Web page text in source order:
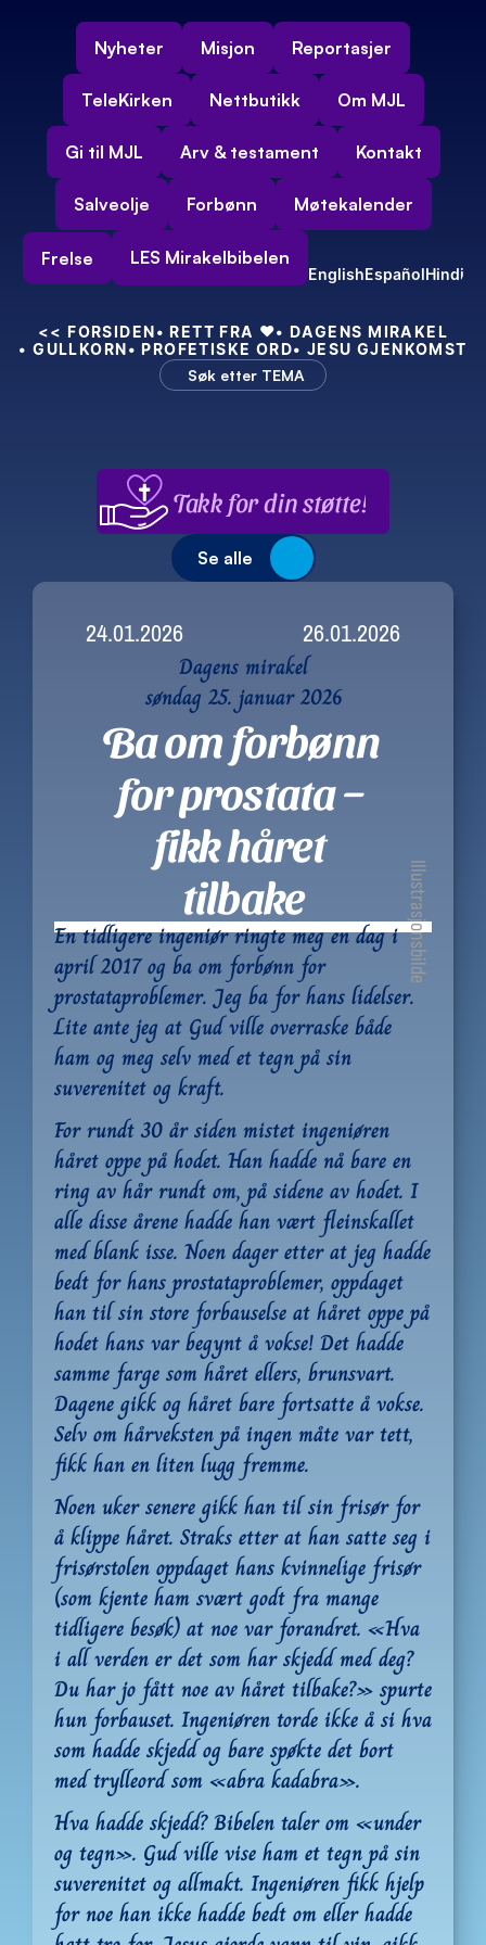
Nyheter Misjon Reportasjer
TeleKirken Nettbutikk Om MJL
Gi til MJL Arv & testament Kontakt
Salveolje Forbønn Møtekalender
Frelse LES Mirakelbibelen
EnglishEspañolHindi
<< FORSIDEN• RETT FRA ❤️• DAGENS MIRAKEL
• GULLKORN• PROFETISKE ORD• JESU GJENKOMST
Søk etter TEMA
24.01.2026 26.01.2026
Dagens mirakel
søndag 25. januar 2026
Ba om forbønn
for prostata –
fikk håret
tilbake
Illustrasjonsbilde
En tidligere ingeniør ringte meg en dag i
april 2017 og ba om forbønn for
prostataproblemer. Jeg ba for hans lidelser.
Lite ante jeg at Gud ville overraske både
ham og meg selv med et tegn på sin
suverenitet og kraft.
For rundt 30 år siden mistet ingeniøren
håret oppe på hodet. Han hadde nå bare en
ring av hår rundt om, på sidene av hodet. I
alle disse årene hadde han vært fleinskallet
med blank isse. Noen dager etter at jeg hadde
bedt for hans prostataproblemer, oppdaget
han til sin store forbauselse at håret oppe på
hodet hans var begynt å vokse! Det hadde
samme farge som håret ellers, brunsvart.
Dagene gikk og håret bare fortsatte å vokse.
Selv om hårveksten på ingen måte var tett,
fikk han en liten lugg fremme.
Noen uker senere gikk han til sin frisør for
å klippe håret. Straks etter at han satte seg i
frisørstolen oppdaget hans kvinnelige frisør
(som kjente ham svært godt fra mange
tidligere besøk) at noe var forandret. «Hva
i all verden er det som har skjedd med deg?
Du har jo fått noe av håret tilbake?» spurte
hun forbauset. Ingeniøren torde ikke å si hva
som hadde skjedd og bare spøkte det bort
med trylleord som «abra kadabra».
Hva hadde skjedd? Bibelen taler om «under
og tegn». Gud ville vise ham et tegn på sin
suverenitet og allmakt. Ingeniøren fikk hjelp
for noe han ikke hadde bedt om eller hadde
Takk for din støtte!
Se alle